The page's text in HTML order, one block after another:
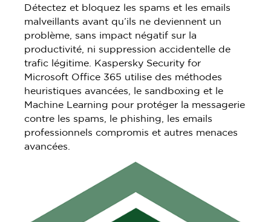
Détectez et bloquez les spams et les emails
malveillants avant qu’ils ne deviennent un
problème, sans impact négatif sur la
productivité, ni suppression accidentelle de
trafic légitime. Kaspersky Security for
Microsoft Office 365 utilise des méthodes
heuristiques avancées, le sandboxing et le
Machine Learning pour protéger la messagerie
contre les spams, le phishing, les emails
professionnels compromis et autres menaces
avancées.